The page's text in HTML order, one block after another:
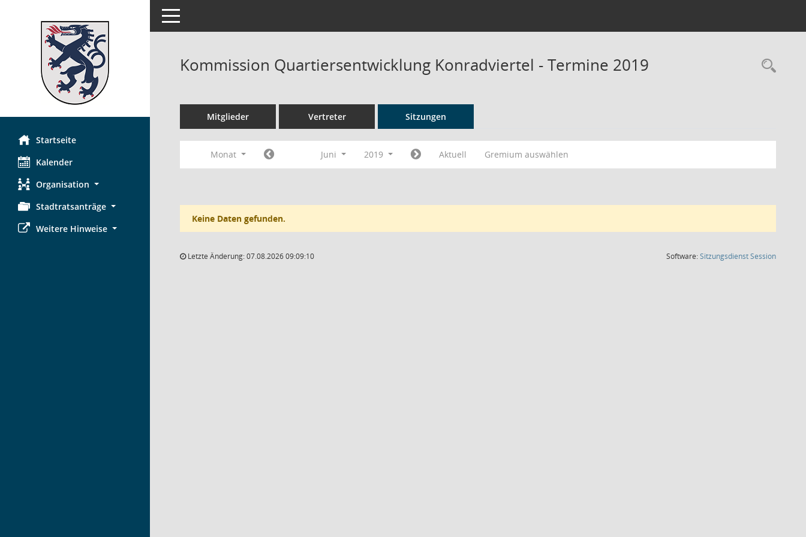
Startseite
Kalender
Organisation
Stadtratsanträge
Weitere Hinweise
Toggle navigation
Kommission Quartiersentwicklung Konradviertel - Termine 2019
Mitglieder Vertreter Sitzungen
Monat Juni 2019 Aktuell Gremium auswählen
Keine Daten gefunden.
Letzte Änderung: 07.08.2026 09:09:10 Software:SitzungsdienstSession(Wird in